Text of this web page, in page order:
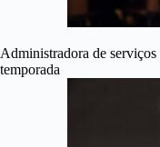
Administradora de
temporada